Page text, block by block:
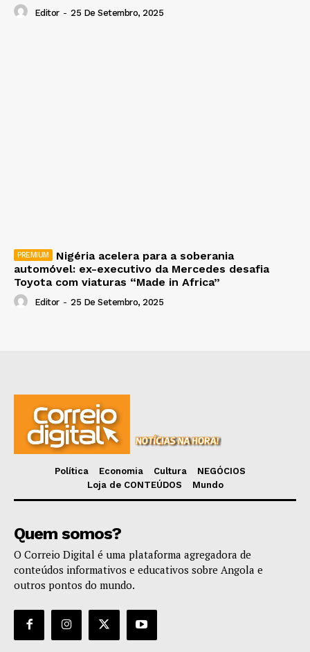
Editor - 25 De Setembro, 2025
Nigéria acelera para a soberania
automóvel: ex-executivo da Mercedes desafia
Toyota com viaturas “Made in Africa”
Editor - 25 De Setembro, 2025
Política Economia Cultura
NEGÓCIOS
Loja de CONTEÚDOS
Mundo
Quem somos?
O Correio Digital é uma plataforma agregadora de
conteúdos informativos e educativos sobre Angola e
outros pontos do mundo.